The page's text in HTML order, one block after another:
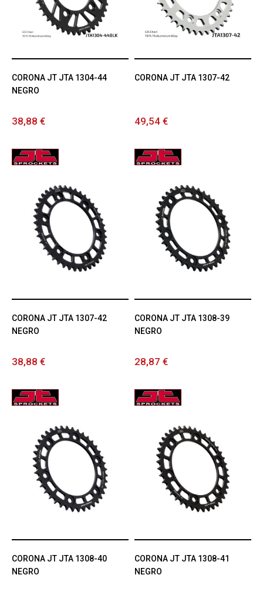
CORONA JT JTA 1304-44
NEGRO
38,88 €
CORONA JT JTA 1307-42
49,54 €
CORONA JT JTA 1307-42
NEGRO
38,88 €
CORONA JT JTA 1308-39
NEGRO
28,87 €
CORONA JT JTA 1308-40
NEGRO
CORONA JT JTA 1308-41
NEGRO